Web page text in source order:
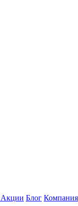
Акции Блог Компания